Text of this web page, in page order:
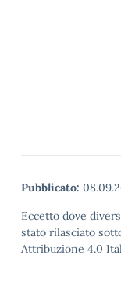
Pubblicato:
Eccetto dove
stato rilasciato
Attribuzione 4.0